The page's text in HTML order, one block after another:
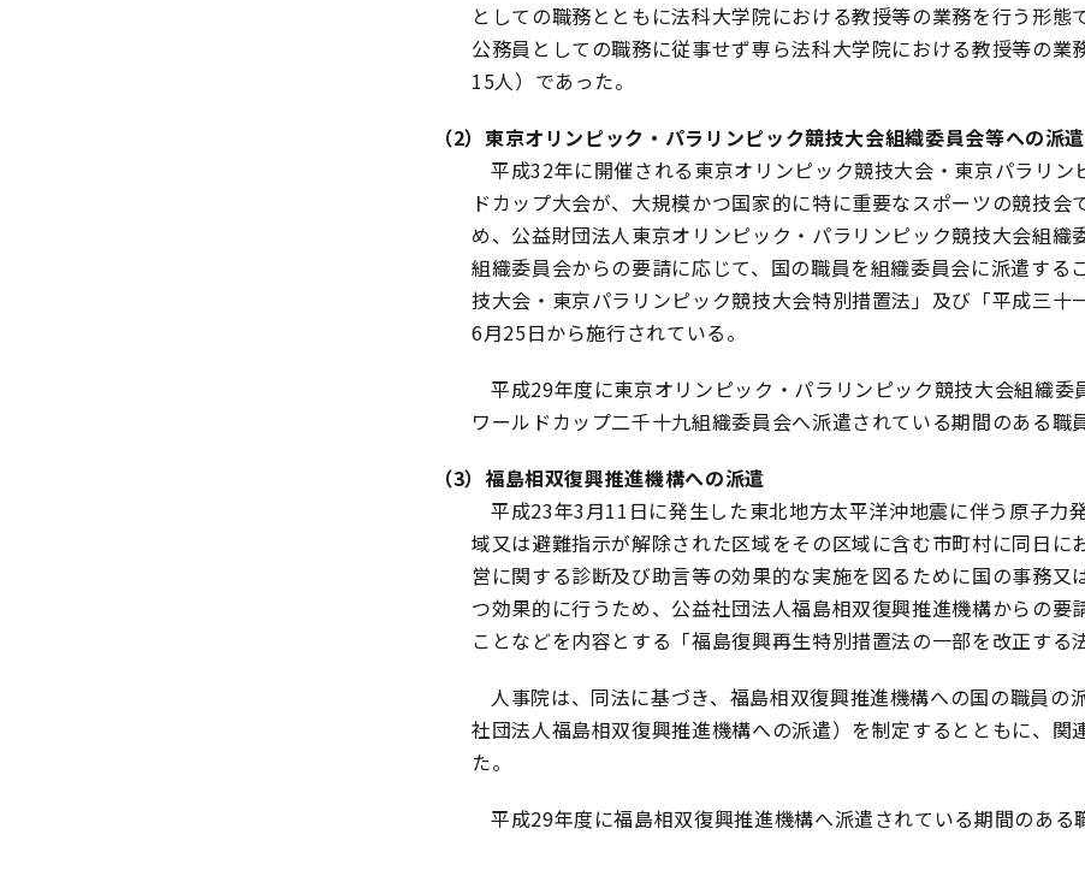
としての職務とともに法科大学院における教授等の業務を行う形
公務員としての職務に従事せず専ら法科大学院における教授等の
15人）であった。
（2）東京オリンピック・パラリンピック競技大会組織委員会等への派遣
平成32年に開催される東京オリンピック競技大会・東京パラリ
ドカップ大会が、大規模かつ国家的に特に重要なスポーツの競技
め、公益財団法人東京オリンピック・パラリンピック競技大会組
組織委員会からの要請に応じて、国の職員を組織委員会に派遣す
技大会・東京パラリンピック競技大会特別措置法」及び「平成三
6月25日から施行されている。
平成29年度に東京オリンピック・パラリンピック競技大会組織
ワールドカップ二千十九組織委員会へ派遣されている期間のある職
（3）福島相双復興推進機構への派遣
平成23年3月11日に発生した東北地方太平洋沖地震に伴う原子力
域又は避難指示が解除された区域をその区域に含む市町村に同日
営に関する診断及び助言等の効果的な実施を図るために国の事務
つ効果的に行うため、公益社団法人福島相双復興推進機構からの
ことなどを内容とする「福島復興再生特別措置法の一部を改正する
人事院は、同法に基づき、福島相双復興推進機構への国の職員
社団法人福島相双復興推進機構への派遣）を制定するとともに、
た。
平成29年度に福島相双復興推進機構へ派遣されている期間のある